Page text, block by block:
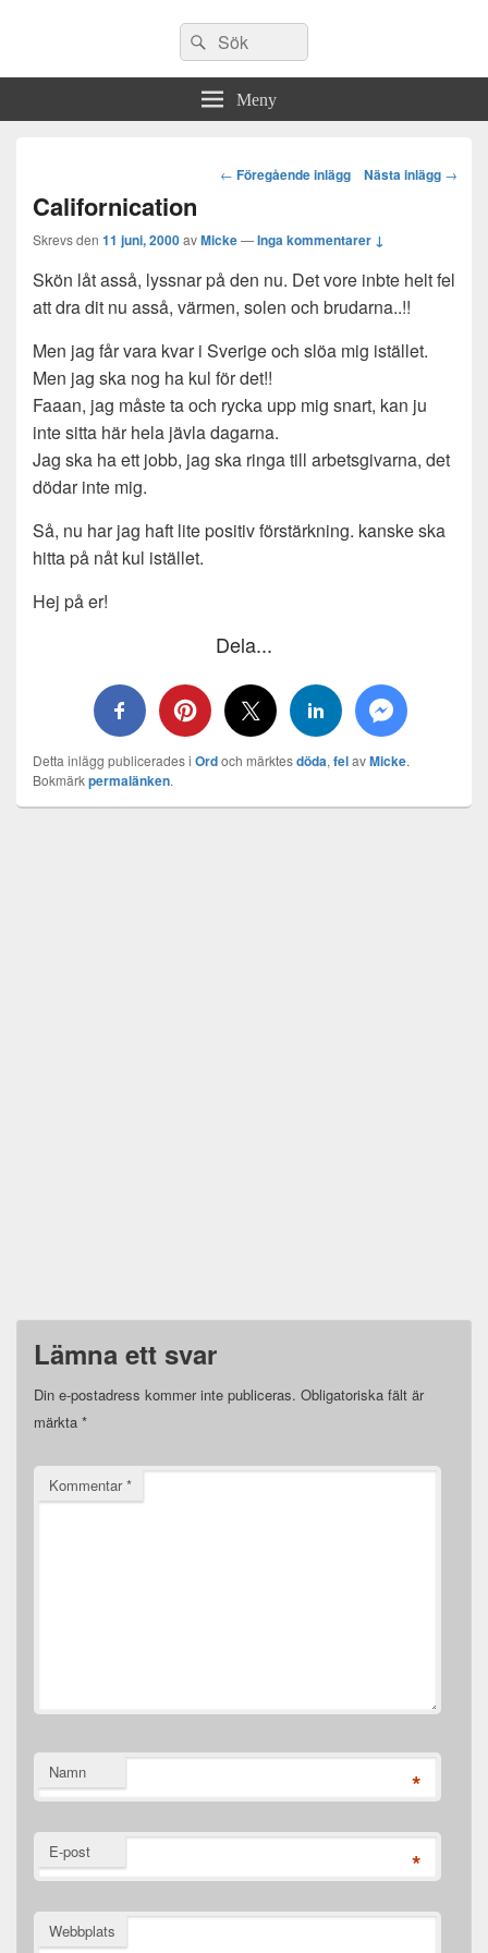
Sök
efter:
Sök
Meny
Post
← Föregående inlägg Nästa inlägg →
Californication
Skrevs den 11 juni, 2000avMicke—Inga kommentarer ↓
Skön låt asså, lyssnar på den nu. Det vore inbte helt fel
att dra dit nu asså, värmen, solen och brudarna..!!
Men jag får vara kvar i Sverige och slöa mig istället.
Men jag ska nog ha kul för det!!
Faaan, jag måste ta och rycka upp mig snart, kan ju
inte sitta här hela jävla dagarna.
Jag ska ha ett jobb, jag ska ringa till arbetsgivarna, det
dödar inte mig.
Så, nu har jag haft lite positiv förstärkning. kanske ska
hitta på nåt kul istället.
Hej på er!
Dela...
Detta inlägg publicerades i Ordoch märktesdöda, felavMicke.
Bokmärkpermalänken.
Lämna ett svar
Din e-postadress kommer inte publiceras. Obligatoriska fält är
märkta *
Kommentar*
Namn *
E-post *
Webbplats